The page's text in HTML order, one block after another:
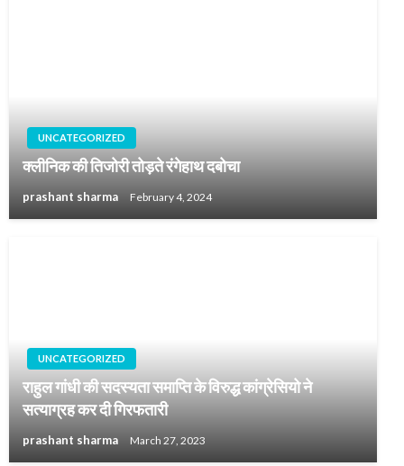
UNCATEGORIZED
क्लीनिक की तिजोरी तोड़ते रंगेहाथ दबोचा
prashant sharma February 4, 2024
UNCATEGORIZED
राहुल गांधी की सदस्यता समाप्ति के विरुद्ध कांग्रेसियो ने
सत्याग्रह कर दी गिरफतारी
prashant sharma March 27, 2023